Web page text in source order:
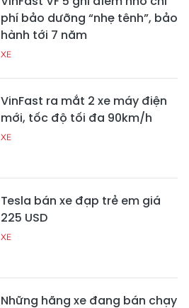
phí bảo dưỡng “nhẹ tênh”, bảo
hành tới 7 năm
XE
VinFast ra mắt 2 xe máy điện
mới, tốc độ tối đa 90km/h
XE
Tesla bán xe đạp trẻ em giá
225 USD
XE
Những hãng xe đang bán chạy